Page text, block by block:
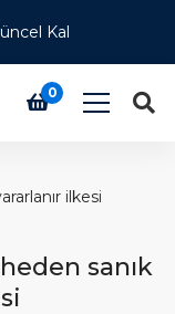
Kal
0
ilkesi
sanık